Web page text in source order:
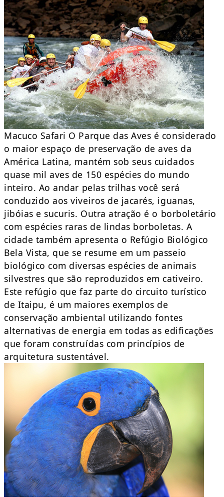
Macuco Safari O Parque das Aves é considerado
o maior espaço de preservação de aves da
América Latina, mantém sob seus cuidados
quase mil aves de 150 espécies do mundo
inteiro. Ao andar pelas trilhas você será
conduzido aos viveiros de jacarés, iguanas,
jibóias e sucuris. Outra atração é o borboletário
com espécies raras de lindas borboletas. A
cidade também apresenta o Refúgio Biológico
Bela Vista, que se resume em um passeio
biológico com diversas espécies de animais
silvestres que são reproduzidos em cativeiro.
Este refúgio que faz parte do circuito turístico
de Itaipu, é um maiores exemplos de
conservação ambiental utilizando fontes
alternativas de energia em todas as edificações
que foram construídas com princípios de
arquitetura sustentável.